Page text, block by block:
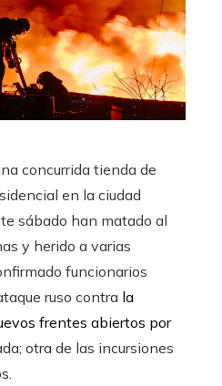
concurrida tienda de
en la ciudad
sábado han matado al
y herido a varias
funcionarios
ruso contra la
frentes abiertos por
otra de las incursiones